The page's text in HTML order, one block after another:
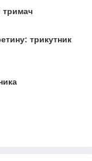
тримач
трикутник